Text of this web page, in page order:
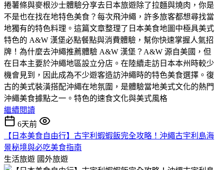
捲薯條與麥根沙士體驗分享​去日本旅遊除了拉麵與燒肉，你是
不是也在找在地特色美食？​每次飛沖繩，許多旅客都想尋找當
地獨有的特色料理。​這篇文章整理了日本美食地圖中極具美式
特色的 A&W 漢堡必點餐點與消費體驗，幫你快速掌握人氣招
牌！​為什麼去沖繩推薦體驗 A&W 漢堡？​A&W 源自美國，但
在日本主要於沖繩地區設立分店。​在陸續走訪日本本州時較少
機會見到，因此成為不少遊客造訪沖繩時的特色美食選擇。​復
古的美式裝潢搭配沖繩在地氛圍，是體驗當地美式文化的熱門
沖繩美食據點之一。​特色的速食文化與美式風格
繼續閱讀
6天前
【日本美食自由行】古宇利蝦蝦飯完全攻略！沖繩古宇利島海
景秘境與必吃美食指南
生活旅遊 國外旅遊